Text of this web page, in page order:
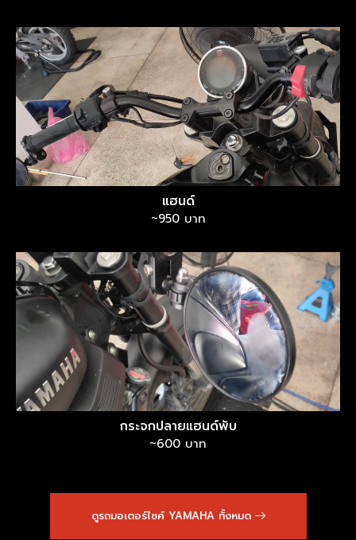
แฮนด์
~950 บาท
กระจกปลายแฮนด์พับ
~600 บาท
ดูรถมอเตอร์ไซค์ YAMAHA ทั้งหมด